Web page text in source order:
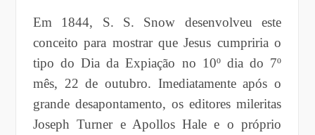
Em 1844, S. S. Snow desenvolveu este
conceito para mostrar que Jesus cumpriria o
tipo do Dia da Expiação no 10º dia do 7º
mês, 22 de outubro. Imediatamente após o
grande desapontamento, os editores mileritas
Joseph Turner e Apollos Hale e o próprio